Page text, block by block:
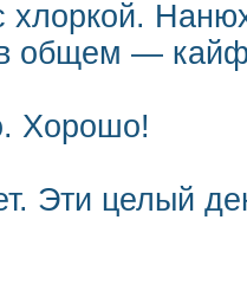
общем —
Хорошо!
Эти целый